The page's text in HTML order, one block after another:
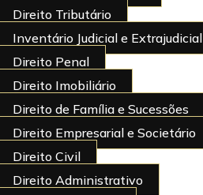
Direito Tributário
Inventário Judicial e Extrajudicial
Direito Penal
Direito Imobiliário
Direito de Família e Sucessões
Direito Empresarial e Societário
Direito Civil
Direito Administrativo